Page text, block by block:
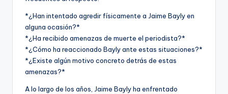
*¿Han intentado agredir físicamente a Jaime Bayly en
alguna ocasión?*
*¿Ha recibido amenazas de muerte el periodista?*
*¿Cómo ha reaccionado Bayly ante estas situaciones?*
*¿Existe algún motivo concreto detrás de estas
amenazas?*
A lo largo de los años, Jaime Bayly ha enfrentado